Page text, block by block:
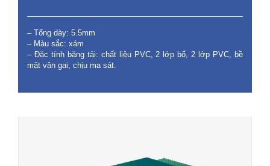
– Tổng dày: 5.5mm
– Màu sắc: xám
– Đặc tính băng tải: chất liệu PVC, 2 lớp bố, 2 lớp PVC, bề
mặt vân gai, chịu ma sát.